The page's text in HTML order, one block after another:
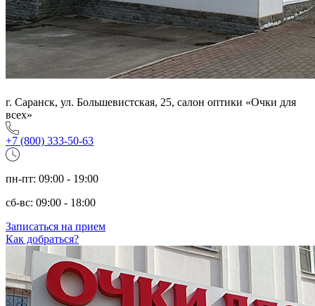
г. Саранск, ул. Большевистская, 25, салон оптики «Очки для
всех»
+7 (800) 333-50-63
пн-пт: 09:00 - 19:00
сб-вс: 09:00 - 18:00
Записаться на прием
Как добраться?